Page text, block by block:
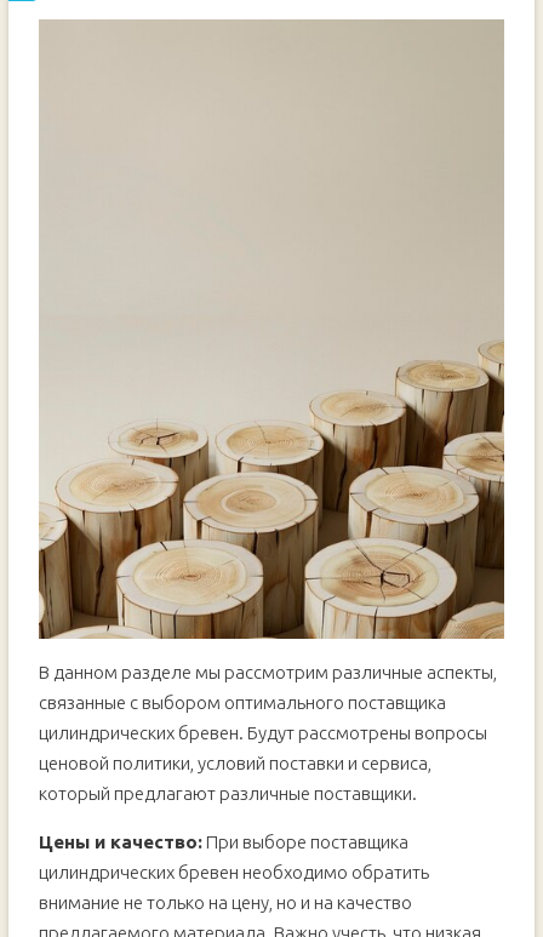
В данном разделе мы рассмотрим различные аспекты,
связанные с выбором оптимального поставщика
цилиндрических бревен. Будут рассмотрены вопросы
ценовой политики, условий поставки и сервиса,
который предлагают различные поставщики.
Цены и качество:При выборе поставщика
цилиндрических бревен необходимо обратить
внимание не только на цену, но и на качество